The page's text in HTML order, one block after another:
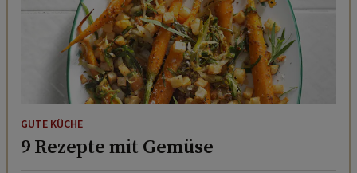
GUTE KÜCHE
9 Rezepte mit Gemüse